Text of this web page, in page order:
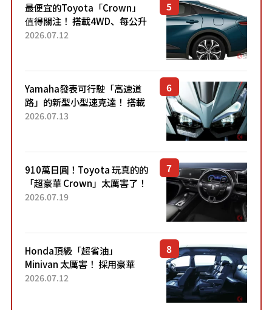
最便宜的Toyota「Crown」
值得關注！ 搭載4WD、每公升
22.4公里低油耗表現超亮眼！
2026.07.12
Yamaha發表可行駛「高速道
路」的新型小型速克達！ 搭載
能享受超強勁「渦輪感」的動
2026.07.13
910萬日圓！Toyota 玩真的的
「超豪華 Crown」太厲害了！
採用由「匠人技藝」打造的
2026.07.19
Honda頂級「超省油」
Minivan 太厲害！ 採用豪華
「真皮座椅」與專屬「黑色內
2026.07.12